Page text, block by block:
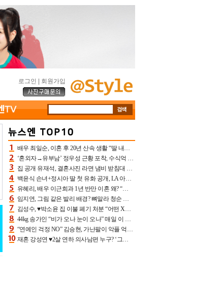
로그인 회원가입
배우 최일순, 이혼 후 20년 산속 생활 “딸 내가 버렸다고 원망‥맘 아파”(특종)[어제TV]
‘혼외자→유부남’ 정우성 근황 포착, 수식억 해킹 피해 후배 만났다 “존경하는”
집 공개 유재석, 결혼사진 라면 냄비 받침대 되고 분노‥가족사진도 피해(놀뭐)[어제TV]
백윤식 손녀+정시아 딸 첫 유화 공개, LA 아트쇼→서울국제조각페스타 작가다운 수준급 실력
유혜리, 배우 이근희과 1년 반만 이혼 왜? “식칼 꽂고 의자 던져” 충격 폭로(특종)[어제TV]
임지연, 그림 같은 발리 배경? 뼈말라 청순 비키니 핏에 상대 안 되네
김성수, ♥박소윤 집 이불 폐기 처분 “어떤 X이랑 썼을지 몰라” 질투(신랑수업2)[어제TV]
44kg 송가인 “비가 오나 눈이 오나” 매일 이 운동, 허벅지 근육량 상승+체지방 감소
“연예인 걱정 NO” 김승현, 가난팔이 악플 억울할만‥아내+딸과 日 여행
재혼 강성연 ♥2살 연하 의사남편 누구? ‘그알’ 자문의에 훈남 비주얼 초엘리트 스펙 [종합]